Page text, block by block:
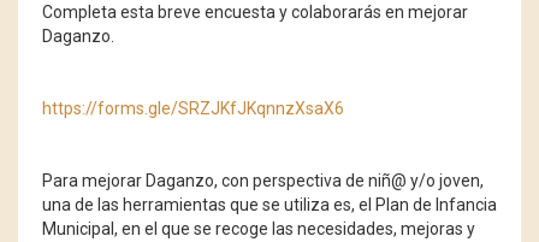
Completa esta breve encuesta y colaborarás en mejorar
Daganzo.
https://forms.gle/SRZJKfJKqnnzXsaX6
Para mejorar Daganzo, con perspectiva de niñ@ y/o joven,
una de las herramientas que se utiliza es, el Plan de Infancia
Municipal, en el que se recoge las necesidades, mejoras y